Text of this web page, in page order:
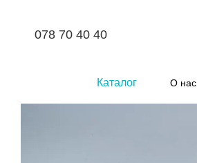
078 70 40 40
Каталог О нас